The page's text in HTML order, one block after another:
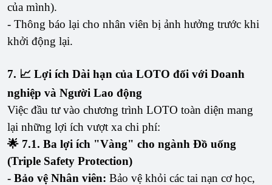
của mình).
- Thông báo lại cho nhân viên bị ảnh hưởng trước khi
khởi động lại.
7. 📈 Lợi ích Dài hạn của LOTO đối với Doanh
nghiệp và Người Lao động
Việc đầu tư vào chương trình LOTO toàn diện mang
lại những lợi ích vượt xa chi phí:
🌟 7.1. Ba lợi ích "Vàng" cho ngành Đồ uống
(Triple Safety Protection)
- Bảo vệ Nhân viên: Bảo vệ khỏi các tai nạn cơ học,